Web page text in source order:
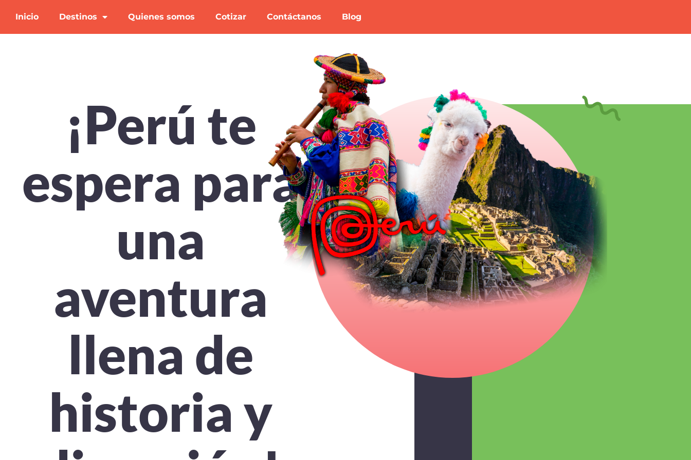
Inicio Destinos Quienes somos Cotizar Contáctanos Blog
¡Perú te
espera para
una
aventura
llena de
historia y